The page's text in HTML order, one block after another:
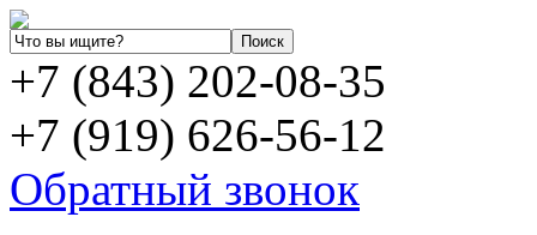
+7 (843) 202-08-35
+7 (919) 626-56-12
Обратный звонок